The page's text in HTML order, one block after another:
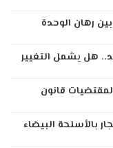
رهان الوحدة
هل يشمل التغيير
لمقتضيات قانون
بالأسلحة البيضاء